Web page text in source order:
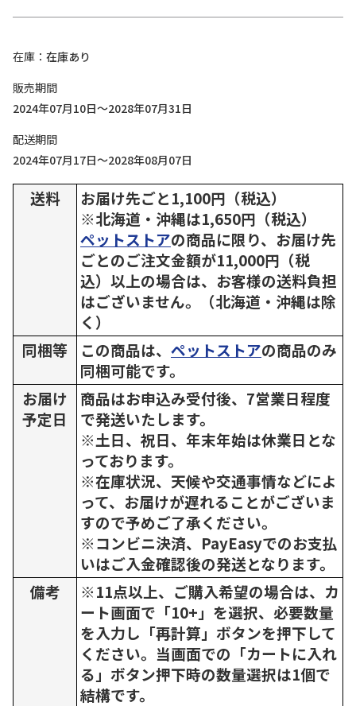
在庫
在庫あり
販売期間
2024年07月10日～2028年07月31日
配送期間
2024年07月17日～2028年08月07日
送料
お届け先ごと1,100円（税込）
※北海道・沖縄は1,650円（税込）
ペットストアの商品に限り、お届け先
ごとのご注文金額が11,000円（税
込）以上の場合は、お客様の送料負担
はございません。（北海道・沖縄は除
く）
同梱等
この商品は、 ペットストアの商品のみ
同梱可能です。
お届け
予定日
商品はお申込み受付後、7営業日程度
で発送いたします。
※土日、祝日、年末年始は休業日とな
っております。
※在庫状況、天候や交通事情などによ
って、お届けが遅れることがございま
すので予めご了承ください。
※コンビニ決済、PayEasyでのお支払
いはご入金確認後の発送となります。
備考
※11点以上、ご購入希望の場合は、カ
ート画面で「10+」を選択、必要数量
を入力し「再計算」ボタンを押下して
ください。当画面での「カートに入れ
る」ボタン押下時の数量選択は1個で
結構です。